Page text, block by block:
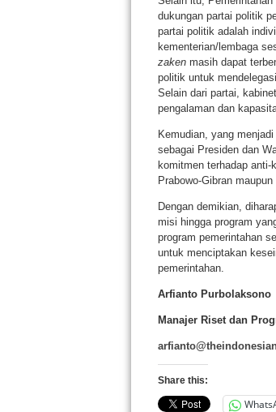
dukungan partai politik
partai politik adalah
kementerian/lembaga
zaken masih dapat
politik untuk
Selain dari partai,
pengalaman dan
Kemudian, yang
sebagai Presiden dan
komitmen terhadap
Prabowo-Gibran
Dengan demikian,
misi hingga program
program pemerintahan
untuk menciptakan
pemerintahan.
Arfianto Purbolaksono
Manajer Riset dan
Share this: